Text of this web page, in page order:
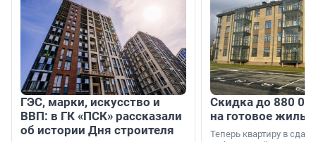
ГЭС, марки, искусство и
ВВП: в ГК «ПСК» рассказали
об истории Дня строителя
Скидка до 880
на готовое
Теперь квартиру в